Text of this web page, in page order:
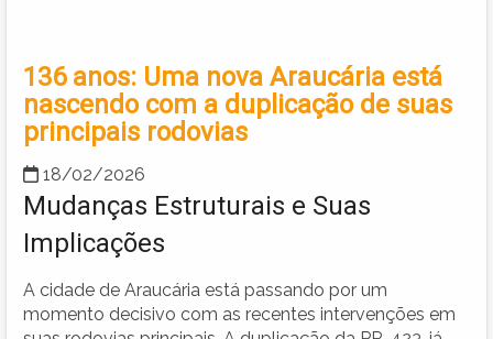
136 anos: Uma nova Araucária está
nascendo com a duplicação de suas
principais rodovias
18/02/2026
Mudanças Estruturais e Suas
Implicações
A cidade de Araucária está passando por um
momento decisivo com as recentes intervenções em